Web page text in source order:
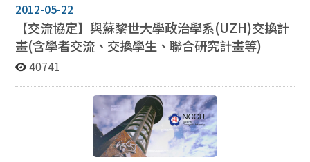
-------------------------------------------------------------------
------ Workshop: Exploring Research Ideas with Eye-
Tracking and FaceReader (plus a field experiment!)
Curious about how people look, react, and feel? Want
to try out cutting-edge tools that can take your
research to the next level? Join us for a two-day hands-
on workshop where participants will learn how to use
Eye-Tracking and FaceReader technology to design
innovative research projects. The program combines
research presentations, practice sessions, and proposal
2012-05-22
【交流協定】與蘇黎世大學政治學系(UZH)交換計
畫(含學者交流、交換學生、聯合研究計畫等)
40741